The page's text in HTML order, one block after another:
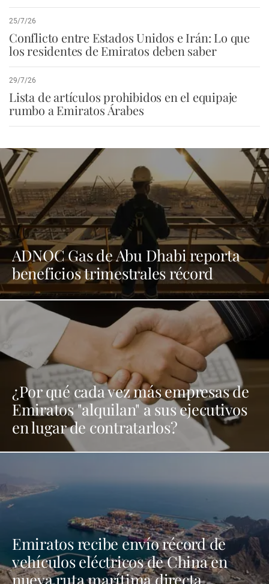
25/7/26
Conflicto entre Estados Unidos e Irán: Lo que
los residentes de Emiratos deben saber
29/7/26
Lista de artículos prohibidos en el equipaje
rumbo a Emiratos Árabes
ADNOC Gas de Abu Dhabi reporta
beneficios trimestrales récord
¿Por qué cada vez más empresas de
Emiratos "alquilan" a sus ejecutivos
en lugar de contratarlos?
Emiratos recibe envío récord de
vehículos eléctricos de China en
nueva ruta marítima directa